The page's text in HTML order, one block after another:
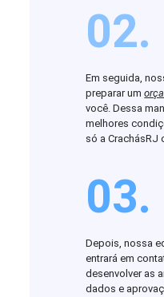
02.
Em seguida,
preparar um
você. Dessa
melhores
só a CrachásRJ
03.
Depois, nossa
entrará em
desenvolver as
dados e